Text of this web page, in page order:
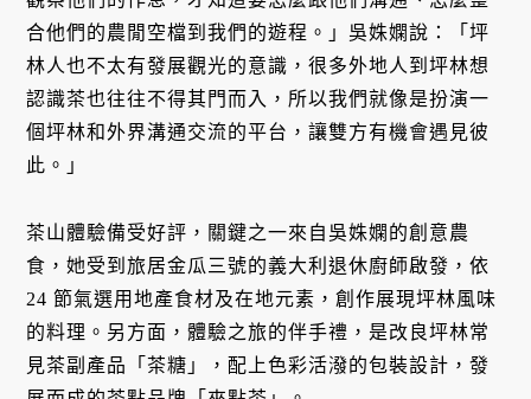
合他們的農閒空檔到我們的遊程。」吳姝嫻說：「坪
林人也不太有發展觀光的意識，很多外地人到坪林想
認識茶也往往不得其門而入，所以我們就像是扮演一
個坪林和外界溝通交流的平台，讓雙方有機會遇見彼
此。」
茶山體驗備受好評，關鍵之一來自吳姝嫻的創意農
食，她受到旅居金瓜三號的義大利退休廚師啟發，依
24 節氣選用地產食材及在地元素，創作展現坪林風味
的料理。另方面，體驗之旅的伴手禮，是改良坪林常
見茶副產品「茶糖」，配上色彩活潑的包裝設計，發